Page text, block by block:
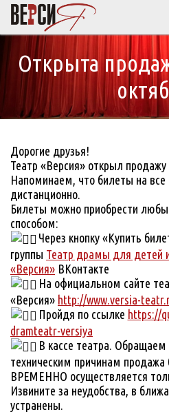
Открыта
Дорогие друзья!
Театр «Версия» открыл
Напоминаем, что билеты на все
дистанционно.
Билеты можно приобрести
способом:
Через кнопку «Купить
группы Театр драмы для детей
«Версия» ВКонтакте
На официальном сайте
«Версия» http://www.versia-
Пройдя по ссылке https://
dramteatr-versiya
В кассе театра.
техническим причинам продажа
ВРЕМЕННО осуществляется
Извините за неудобства, в
устранены.